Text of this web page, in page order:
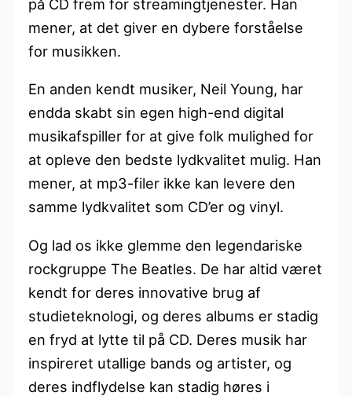
på CD frem for streamingtjenester. Han
mener, at det giver en dybere forståelse
for musikken.
En anden kendt musiker, Neil Young, har
endda skabt sin egen high-end digital
musikafspiller for at give folk mulighed for
at opleve den bedste lydkvalitet mulig. Han
mener, at mp3-filer ikke kan levere den
samme lydkvalitet som CD’er og vinyl.
Og lad os ikke glemme den legendariske
rockgruppe The Beatles. De har altid været
kendt for deres innovative brug af
studieteknologi, og deres albums er stadig
en fryd at lytte til på CD. Deres musik har
inspireret utallige bands og artister, og
deres indflydelse kan stadig høres i